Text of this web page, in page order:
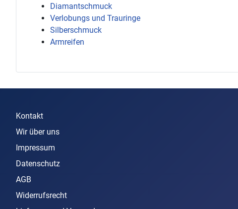
Diamantschmuck
Verlobungs und Trauringe
Silberschmuck
Armreifen
Kontakt
Wir über uns
Impressum
Datenschutz
AGB
Widerrufsrecht